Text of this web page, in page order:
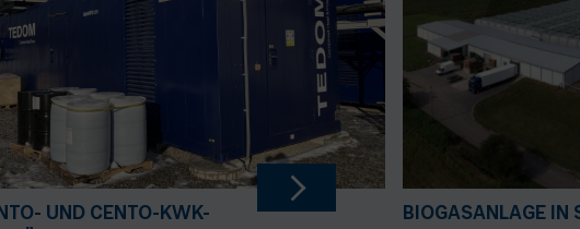
UND CENTO-KWK-
BIOGASANLAGE IN